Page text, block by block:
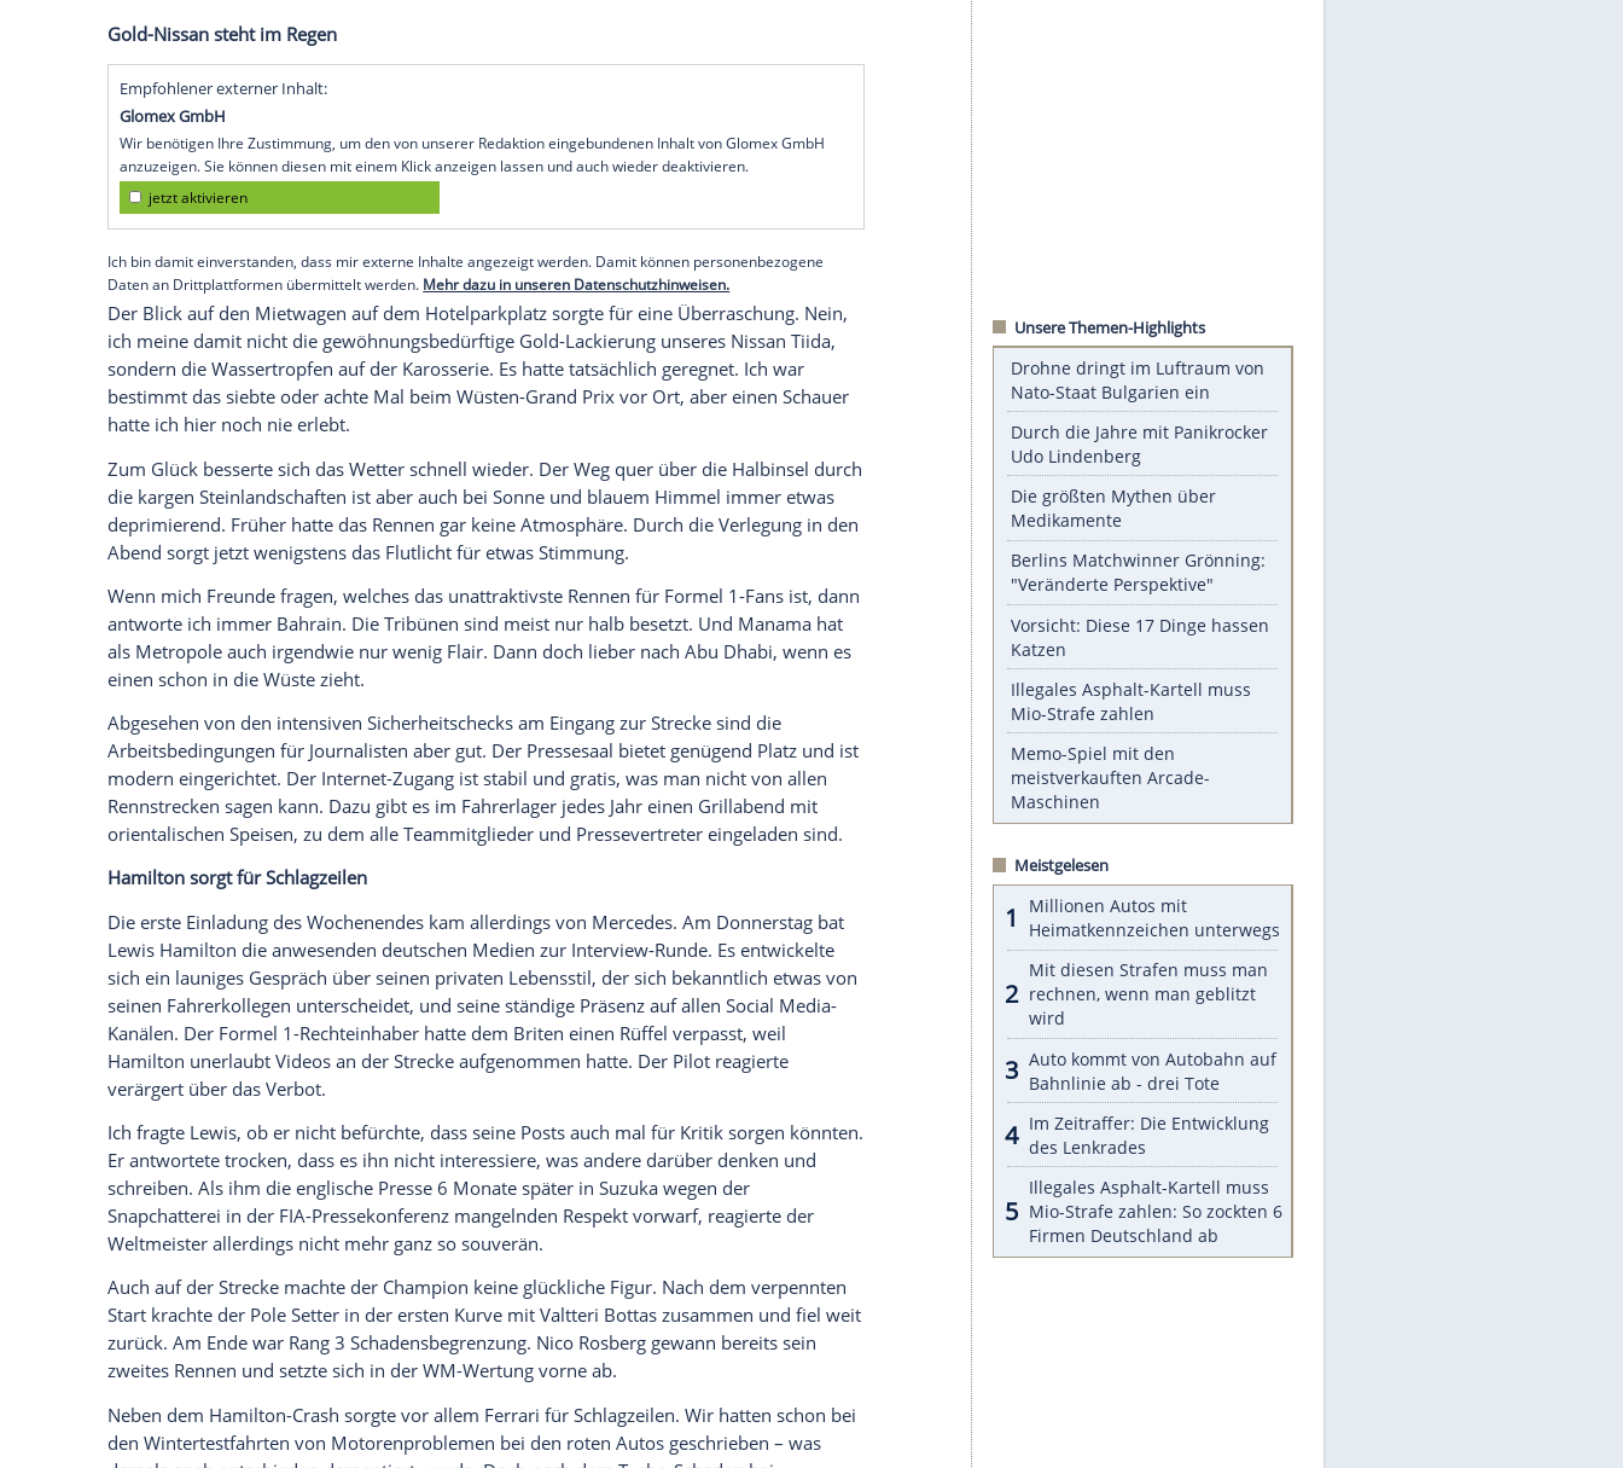
Das machte aber alles nichts. Ohne einen Journalisten-Aufpasser fühlt man sich sowieso
irgendwie wohler. Für die Veranstalter bestand auch keine Gefahr. Ich hatte schließlich
nicht vor, über eine regierungskritische Demonstration zu berichten. Und die Taxis zum
Hotel sind dank Niedrigspritpreisen im Ölstaat auch superbillig.
Kaum am Hotel angekommen meldete sich auch schon Kollege Schmidt. Er hatte nach dem
Auftaktrennen in Melbourne noch ein paar Urlaubstage in Australien
angehängt und war
direkt von Down Under in den mittleren Osten geflogen. Nach so viel Freizeit konnte er es
offenbar kaum erwarten wieder zu arbeiten. Und so verabredeten wir uns direkt für die
Fahrt an die Strecke.
Gold-Nissan steht im Regen
Empfohlener externer Inhalt:
Glomex GmbH
Wir benötigen Ihre Zustimmung, um den von unserer Redaktion eingebundenen Inhalt von Glomex GmbH
anzuzeigen. Sie können diesen mit einem Klick anzeigen lassen und auch wieder deaktivieren.
jetzt aktivieren
Ich bin damit einverstanden, dass mir externe Inhalte angezeigt werden. Damit können personenbezogene
Der Blick auf den Mietwagen auf dem Hotelparkplatz sorgte für eine Überraschung. Nein,
ich meine damit nicht die gewöhnungsbedürftige Gold-Lackierung unseres Nissan Tiida,
sondern die Wassertropfen auf der Karosserie. Es hatte tatsächlich geregnet. Ich war
bestimmt das siebte oder achte Mal beim Wüsten-Grand Prix vor Ort, aber einen Schauer
hatte ich hier noch nie erlebt.
Zum Glück besserte sich das Wetter schnell wieder. Der Weg quer über die Halbinsel durch
die kargen Steinlandschaften ist aber auch bei Sonne und blauem Himmel immer etwas
deprimierend. Früher hatte das Rennen gar keine Atmosphäre. Durch die Verlegung in den
Abend sorgt jetzt wenigstens das Flutlicht für etwas Stimmung.
Wenn mich Freunde fragen, welches das unattraktivste Rennen für Formel 1-Fans ist, dann
. Die Tribünen sind meist nur halb besetzt. Und Manama hat
als Metropole auch irgendwie nur wenig Flair. Dann doch lieber nachAbu Dhabi
, wenn es
einen schon in die Wüste zieht.
Abgesehen von den intensiven Sicherheitschecks am Eingang zur Strecke sind die
Arbeitsbedingungen für Journalisten aber gut. Der Pressesaal bietet genügend Platz und ist
modern eingerichtet. Der Internet-Zugang ist stabil und gratis, was man nicht von allen
Rennstrecken sagen kann. Dazu gibt es im Fahrerlager jedes Jahr einen Grillabend mit
orientalischen Speisen, zu dem alle Teammitglieder und
eingeladen sind.
Hamilton sorgt für Schlagzeilen
Durch die Jahre mit Panikrocker
Die größten Mythen über
Medikamente
Berlins Matchwinner Grönning:
"Veränderte Perspektive"
Vorsicht: Diese 17 Dinge hassen
Illegales Asphalt-Kartell muss
Mio-Strafe zahlen